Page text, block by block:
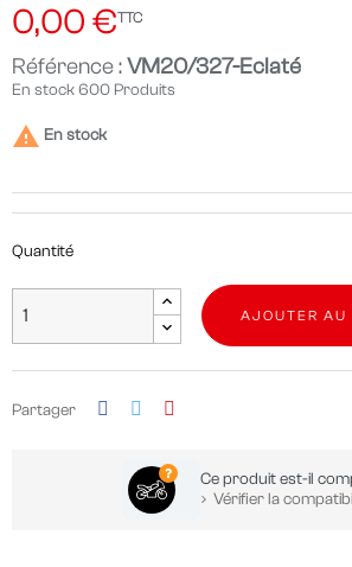
0,00 €TTC
Référence :VM20/327-Eclaté
En stock600 Produits
 En stock
Quantité
AJOUTER AU
Partager
Ce produit est-il
Vérifier la